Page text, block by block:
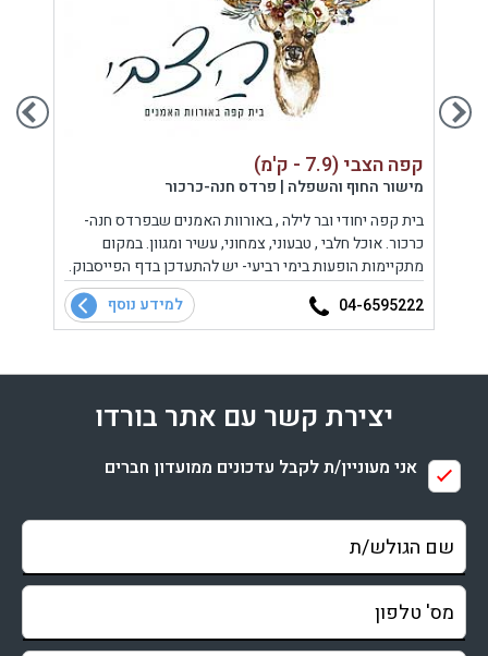
קפה הצבי (7.9 - ק'מ)
מישור החוף והשפלה | פרדס חנה-כרכור
בית קפה יחודי ובר לילה , באורוות האמנים שבפרדס חנה-
כרכור. אוכל חלבי , טבעוני, צמחוני, עשיר ומגוון. במקום
מתקיימות הופעות בימי רביעי- יש להתעדכן בדף הפייסבוק.
בית הקפה ממוקם בתוך אורוות האמנים, שהינו מתחם חוויתי
של אמנות, בילוי תרבות ופנאי לכל המשפחה.
04-6595222 למידע נוסף
יצירת קשר עם אתר בורדו
אני מעוניין/ת לקבל עדכונים ממועדון חברים